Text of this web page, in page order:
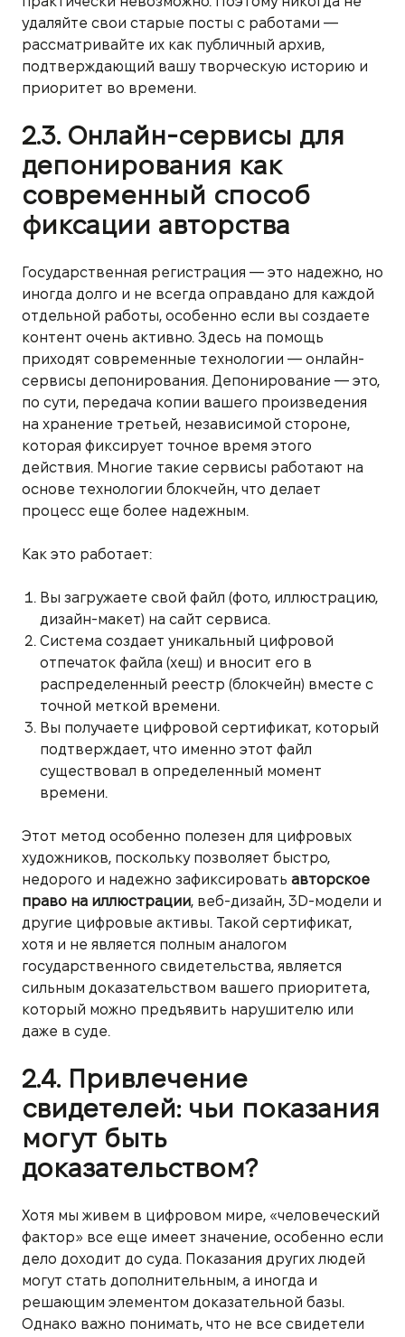
удаляйте свои старые посты с работами —
рассматривайте их как публичный архив,
подтверждающий вашу творческую историю и
приоритет во времени.
2.3. Онлайн-сервисы для
депонирования как
современный способ
фиксации авторства
Государственная регистрация — это надежно, но
иногда долго и не всегда оправдано для каждой
отдельной работы, особенно если вы создаете
контент очень активно. Здесь на помощь
приходят современные технологии — онлайн-
сервисы депонирования. Депонирование — это,
по сути, передача копии вашего произведения
на хранение третьей, независимой стороне,
которая фиксирует точное время этого
действия. Многие такие сервисы работают на
основе технологии блокчейн, что делает
процесс еще более надежным.
Как это работает:
Вы загружаете свой файл (фото, иллюстрацию,
дизайн-макет) на сайт сервиса.
Система создает уникальный цифровой
отпечаток файла (хеш) и вносит его в
распределенный реестр (блокчейн) вместе с
точной меткой времени.
Вы получаете цифровой сертификат, который
подтверждает, что именно этот файл
существовал в определенный момент
времени.
Этот метод особенно полезен для цифровых
художников, поскольку позволяет быстро,
недорого и надежно зафиксировать авторское
право на иллюстрации, веб-дизайн, 3D-модели и
другие цифровые активы. Такой сертификат,
хотя и не является полным аналогом
государственного свидетельства, является
сильным доказательством вашего приоритета,
который можно предъявить нарушителю или
даже в суде.
2.4. Привлечение
свидетелей: чьи показания
могут быть
доказательством?
Хотя мы живем в цифровом мире, «человеческий
фактор» все еще имеет значение, особенно если
дело доходит до суда. Показания других людей
могут стать дополнительным, а иногда и
решающим элементом доказательной базы.
Однако важно понимать, что не все свидетели